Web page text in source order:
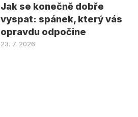
Jak se konečně dobře
vyspat: spánek, který vás
opravdu odpočine
23. 7. 2026